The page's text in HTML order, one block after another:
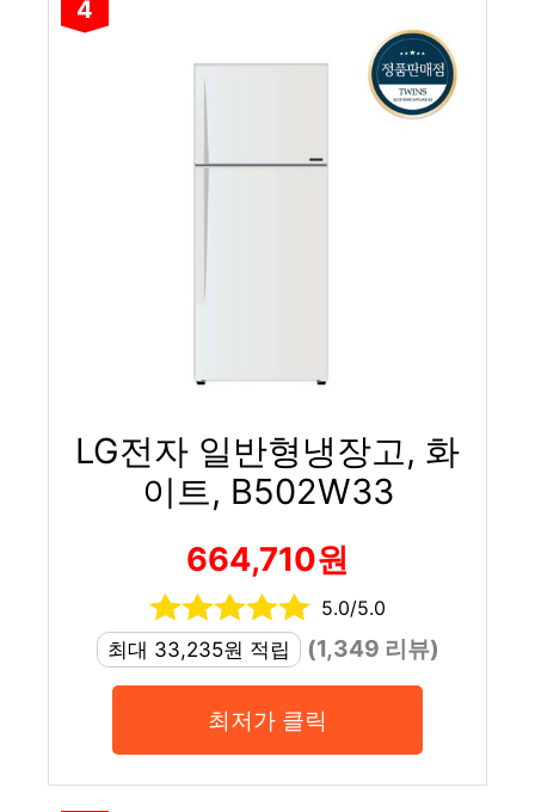
4
LG전자 일반형냉장고, 화
이트, B502W33
664,710원
5.0/5.0
최대 33,235원 적립
(1,349 리뷰)
최저가 클릭